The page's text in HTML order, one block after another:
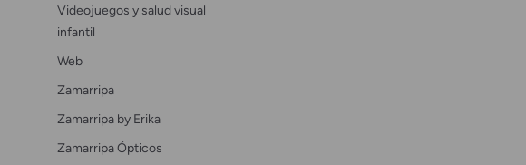
Videojuegos y salud visual
infantil
Web
Zamarripa
Zamarripa by Erika
Zamarripa Ópticos